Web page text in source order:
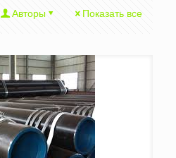
Авторы Показать все